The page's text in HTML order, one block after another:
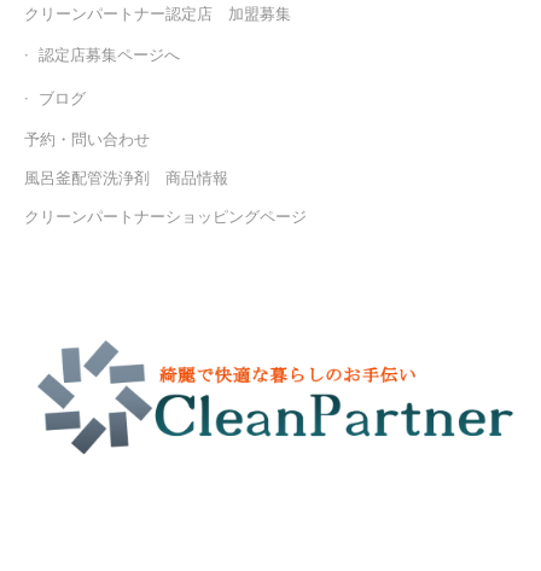
クリーンパートナー認定店 加盟募集
認定店募集ページへ
ブログ
予約・問い合わせ
風呂釜配管洗浄剤 商品情報
クリーンパートナーショッピングページ